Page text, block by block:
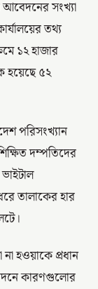
আবেদনের সংখ্যা
তথ্য
১২ হাজার
হয়েছে ৫২
পরিসংখ্যান
দম্পতিদের
তালাকের হার
হওয়াকে প্রধান
কারণগুলোর